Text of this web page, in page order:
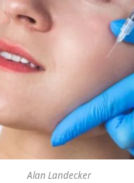
Alan Landecker